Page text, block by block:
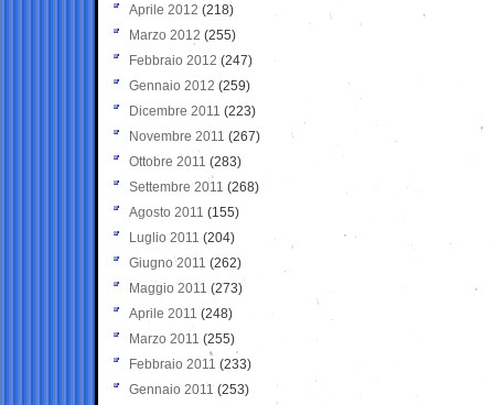
Aprile 2012 (218)
Marzo 2012 (255)
Febbraio 2012 (247)
Gennaio 2012 (259)
Dicembre 2011 (223)
Novembre 2011 (267)
Ottobre 2011 (283)
Settembre 2011 (268)
Agosto 2011 (155)
Luglio 2011 (204)
Giugno 2011 (262)
Maggio 2011 (273)
Aprile 2011 (248)
Marzo 2011 (255)
Febbraio 2011 (233)
Gennaio 2011 (253)